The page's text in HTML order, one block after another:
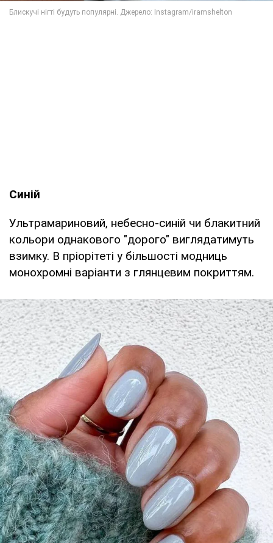
Синій
Ультрамариновий, небесно-синій чи блакитний
кольори однакового "дорого" виглядатимуть
взимку. В пріорітеті у більшості модниць
монохромні варіанти з глянцевим покриттям.